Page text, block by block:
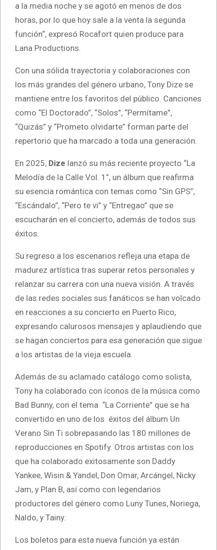
a la media noche y se agotó en menos de dos
horas, por lo que hoy sale a la venta la segunda
función“, expresó Rocafort quien produce para
Lana Productions.
Con una sólida trayectoria y colaboraciones con
los más grandes del género urbano, Tony Dize se
mantiene entre los favoritos del público. Canciones
como “El Doctorado”, “Solos”, “Permítame”,
“Quizás” y “Prometo olvidarte” forman parte del
repertorio que ha marcado a toda una generación.
En 2025, Dize lanzó su más reciente proyecto “La
Melodía de la Calle Vol. 1”, un álbum que reafirma
su esencia romántica con temas como “Sin GPS”,
“Escándalo”, “Pero te vi” y “Entregao” que se
escucharán en el concierto, además de todos sus
éxitos.
Su regreso a los escenarios refleja una etapa de
madurez artística tras superar retos personales y
relanzar su carrera con una nueva visión. A través
de las redes sociales sus fanáticos se han volcado
en reacciones a su concierto en Puerto Rico,
expresando calurosos mensajes y aplaudiendo que
se hagan conciertos para esa generación que sigue
a los artistas de la vieja escuela.
Además de su aclamado catálogo como solista,
Tony ha colaborado con íconos de la música como
Bad Bunny, con el tema “La Corriente” que se ha
convertido en uno de los éxitos del álbum Un
Verano Sin Ti sobrepasando las 180 millones de
reproducciones en Spotify. Otros artistas con los
que ha colaborado exitosamente son Daddy
Yankee, Wisin & Yandel, Don Omar, Arcángel, Nicky
Jam, y Plan B, así como con legendarios
productores del género como Luny Tunes, Noriega,
Naldo, y Tainy.
Los boletos para esta nueva función ya están